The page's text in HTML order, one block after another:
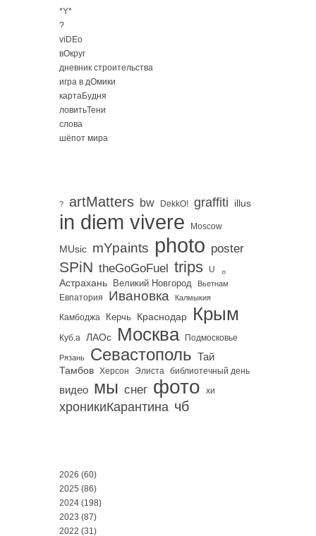
*Y*
?
viDEo
вОкруг
дневник строительства
игра в дОмики
картаБудня
ловитьТени
слова
шёпот мира
? artMatters bw DekkO! graffiti illus
in diem vivere Moscow
MUsic mYpaints photo poster
SPiN theGoGoFuel trips U 。
Астрахань Великий Новгород Вьетнам
Евпатория Ивановка Калмыкия
Камбоджа Керчь Краснодар Крым
Куб.а ЛАОс Москва Подмосковье
Рязань Севастополь Тай
Тамбов Херсон Элиста библиотечный день
видео мы снег фото хи
хроникиКарантина чб
2026 (60)
2025 (86)
2024 (198)
2023 (87)
2022 (31)